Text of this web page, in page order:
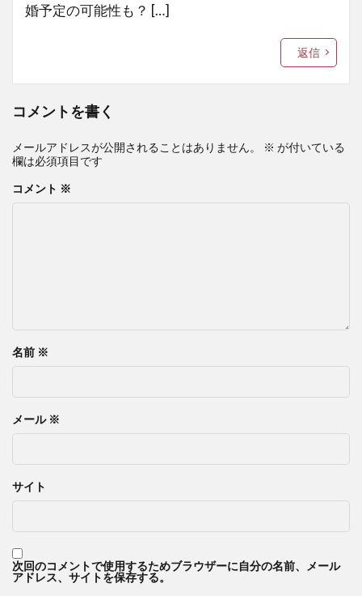
婚予定の可能性も？ […]
返信
コメントを書く
メールアドレスが公開されることはありません。 ※ が付いている
欄は必須項目です
コメント ※
名前 ※
メール ※
サイト
次回のコメントで使用するためブラウザーに自分の名前、メール
アドレス、サイトを保存する。